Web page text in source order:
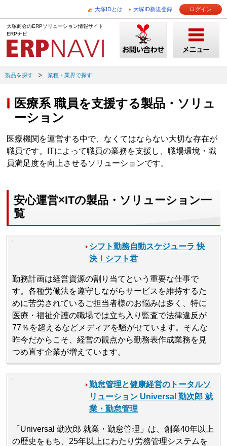
大塚IDとは 大塚ID新規登録 ログイン
大塚商会のERPソリューション情報サイト
ERPナビ
製品を探す 業種・業界で探す
医療系 職員を支援する製品・ソリュ
ーション
医療機関を運営する中で、なくてはならない大切な存在が
職員です。ITによって職員の業務を支援し、職場環境・職
員満足度を向上させるソリューションです。
安心運営×ITの製品・ソリューション一
覧
シフト勤務自動スケジューラ 快
決！シフト君
勤務計画は経営資源の割り当てという重要な仕事で
す。各種労働法を遵守しながらサービスを維持するた
めに苦労されているご担当者様のお悩みは多く、特に
医療・福祉介護の職場では立ち入り監査で法律違反が
77％を超えるなどメディアを騒がせています。そんな
昨今だからこそ、経営の観点から勤務表作成業務を見
つめ直す企業が増えています。
勤怠管理と健康経営のトータルソ
リューション Universal 勤次郎 就
業・勤怠管理
「Universal 勤次郎 就業・勤怠管理」は、創業40年以上
の歴史をもち、25年以上にわたり労務管理システムを